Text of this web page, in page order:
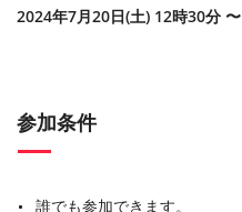
2024年7月20日(土) 12時30分
参加条件
誰でも参加できます。